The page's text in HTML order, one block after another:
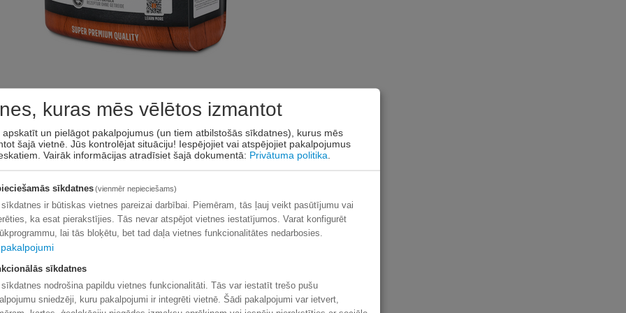
aktivitātes līmeni un jutību pret graudiem.
75% (pīle 73%, krils 2%).
(17%); Kartupeļu ciete; Zirņu milti; Jūras
raugs*¹ (2,5%); Drupināti ceratonijas graudi*¹
biešu mīkstums*⁴; Nātrija hlorīds; Kālija
kumelītes, fenhelis, ķimenes, āmuļi, pelašķi, kazeņu
Analītiskās sastāvdaļas:Olbaltumvielas
šķiedrvielas 3,2%; Mitrums 10%; Kalcijs 1,5%;
15 000 SV; D3 vitamīns 1500 SV; E vitamīns 150
mg; Dzelzs (kā dzelzs(II) sulfāta monohidrāts) 200
oksīds) 125 mg; Jods (kā bezūdens kalcija jodāts) 2
ekstrakti no augu eļļām 48 mg.
kuras mēs vēlētos izmantot
apskatīt un pielāgot pakalpojumus (un tiem atbilstošās sīkdatnes), kurus mēs
šajā vietnē. Jūs kontrolējat situāciju! Iespējojiet vai atspējojiet pakalpojumus
Vairāk informācijas atradīsiet šajā dokumentā: Privātuma politika
sīkdatnes(vienmēr nepieciešams)
ir būtiskas vietnes pareizai darbībai. Piemēram, tās ļauj veikt pasūtījumu vai
ka esat pierakstījies. Tās nevar atspējot vietnes iestatījumos. Varat konfigurēt
lai tās bloķētu, bet tad daļa vietnes funkcionalitātes nedarbosies.
pakalpojumi
sīkdatnes
nodrošina papildu vietnes funkcionalitāti. Tās var iestatīt trešo pušu
sniedzēji, kuru pakalpojumi ir integrēti vietnē. Šādi pakalpojumi var ietvert,